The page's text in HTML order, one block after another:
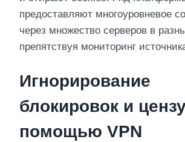
предоставляют многоуровневое
через множество серверов в
препятствуя мониторинг
Игнорирование
блокировок и
помощью VPN